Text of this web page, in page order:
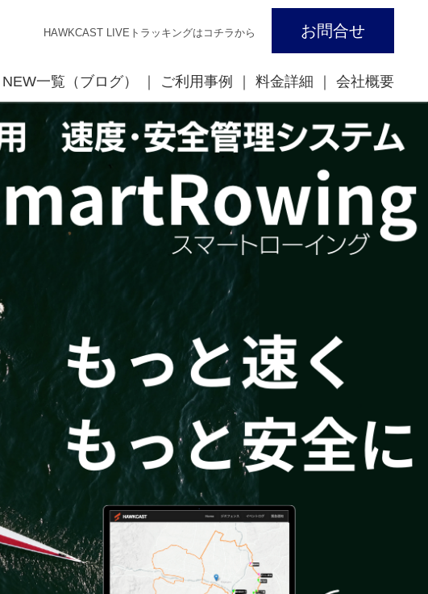
HAWKCAST LIVEトラッキングはコチラから お問合せ
NEW一覧（ブログ） ご利用事例 料金詳細 会社概要